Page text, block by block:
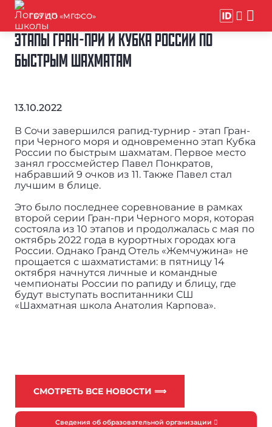
ГБУ ДО «МГФСО»
ЭТАПЫ ГРАН-ПРИ И КУБКА РОССИИ ПО
БЫСТРЫМ ШАХМАТАМ
13.10.2022
В Сочи завершился рапид-турнир - этап Гран-
при Черного моря и одновременно этап Кубка
России по быстрым шахматам. Первое место
занял гроссмейстер Павел Понкратов,
набравший 9 очков из 11. Также Павел стал
лучшим в блице.
Это было последнее соревнование в рамках
второй серии Гран-при Черного моря, которая
состояла из 10 этапов и продолжалась с мая по
октябрь 2022 года в курортных городах юга
России. Однако Гранд Отель «Жемчужина» не
прощается с шахматистами: в пятницу 14
октября начнутся личные и командные
чемпионаты России по рапиду и блицу, где
будут выступать воспитанники СШ
«Шахматная школа Анатолия Карпова».
СМОТРЕТЬ ВСЕ НОВОСТИ ⟹
Сведения об образовательной организации